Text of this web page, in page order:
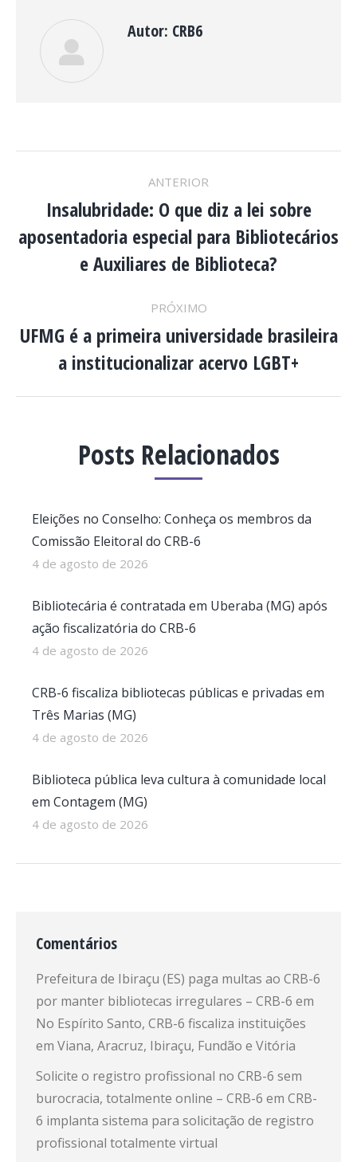
Autor: CRB6
NAVEGAÇÃO
DE
POST:
ANTERIOR
Post
anterior:
Insalubridade: O que diz a lei sobre
aposentadoria especial para Bibliotecários
e Auxiliares de Biblioteca?
PRÓXIMO
Próximo
post:
UFMG é a primeira universidade brasileira
a institucionalizar acervo LGBT+
Posts Relacionados
Eleições no Conselho: Conheça os membros da
Comissão Eleitoral do CRB-6
4 de agosto de 2026
Bibliotecária é contratada em Uberaba (MG) após
ação fiscalizatória do CRB-6
4 de agosto de 2026
CRB-6 fiscaliza bibliotecas públicas e privadas em
Três Marias (MG)
4 de agosto de 2026
Biblioteca pública leva cultura à comunidade local
em Contagem (MG)
4 de agosto de 2026
Comentários
Prefeitura de Ibiraçu (ES) paga multas ao CRB-6
por manter bibliotecas irregulares – CRB-6 em
No Espírito Santo, CRB-6 fiscaliza instituições
em Viana, Aracruz, Ibiraçu, Fundão e Vitória
Solicite o registro profissional no CRB-6 sem
burocracia, totalmente online – CRB-6 em CRB-
6 implanta sistema para solicitação de registro
profissional totalmente virtual